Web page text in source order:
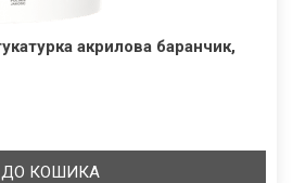
акрилова баранчик,
ДО КОШИКА